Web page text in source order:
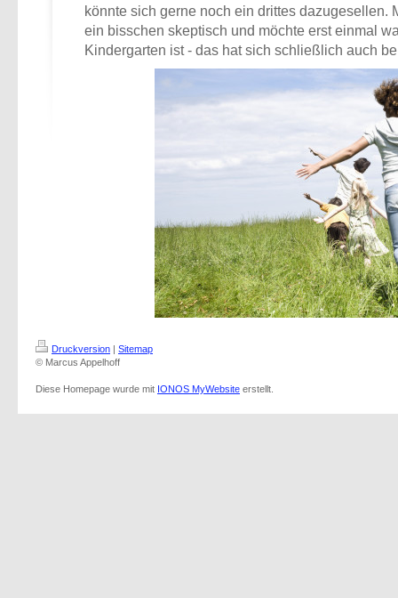
könnte sich gerne noch ein drittes dazugesellen.
ein bisschen skeptisch und möchte erst einmal
Kindergarten ist - das hat sich schließlich auch
Druckversion | Sitemap
© Marcus Appelhoff
Diese Homepage wurde mit IONOS MyWebsite erstellt.